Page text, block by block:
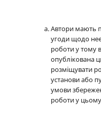
Автори мають
угоди щодо
роботи у тому
опублікована
розміщувати
установи або
умови
роботи у